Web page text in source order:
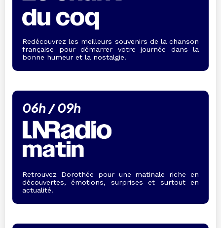
Redécouvrez les meilleurs souvenirs de la chanson
française pour démarrer votre journée dans la
bonne humeur et la nostalgie.
06h / 09h
Retrouvez Dorothée pour une matinale riche en
découvertes, émotions, surprises et surtout en
actualité.